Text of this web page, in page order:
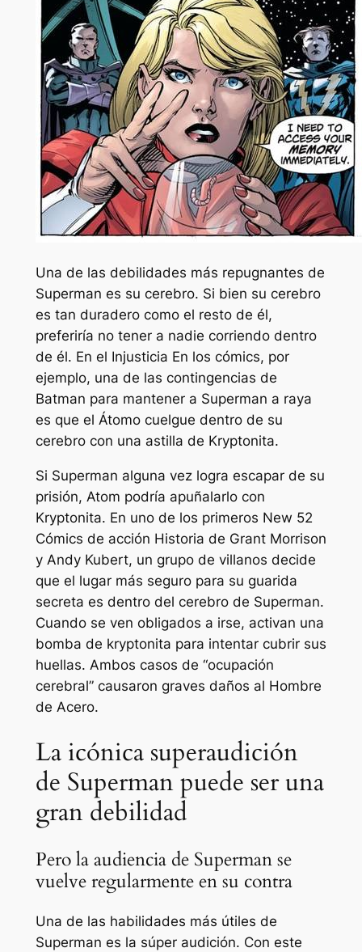
Una de las debilidades más repugnantes de
Superman es su cerebro. Si bien su cerebro
es tan duradero como el resto de él,
preferiría no tener a nadie corriendo dentro
de él. En el Injusticia En los cómics, por
ejemplo, una de las contingencias de
Batman para mantener a Superman a raya
es que el Átomo cuelgue dentro de su
cerebro con una astilla de Kryptonita.
Si Superman alguna vez logra escapar de su
prisión, Atom podría apuñalarlo con
Kryptonita. En uno de los primeros New 52
Cómics de acción Historia de Grant Morrison
y Andy Kubert, un grupo de villanos decide
que el lugar más seguro para su guarida
secreta es dentro del cerebro de Superman.
Cuando se ven obligados a irse, activan una
bomba de kryptonita para intentar cubrir sus
huellas. Ambos casos de “ocupación
cerebral” causaron graves daños al Hombre
de Acero.
La icónica superaudición
de Superman puede ser una
gran debilidad
Pero la audiencia de Superman se
vuelve regularmente en su contra
Una de las habilidades más útiles de
Superman es la súper audición. Con este